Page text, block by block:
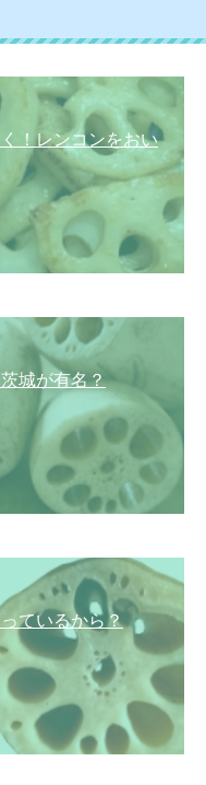
！レンコンをおい
城が有名？
ているから？